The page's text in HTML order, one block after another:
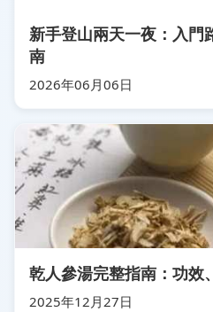
新手登山兩天一夜：入門
南
2026年06月06日
乾人參湯完整指南：功效
2025年12月27日